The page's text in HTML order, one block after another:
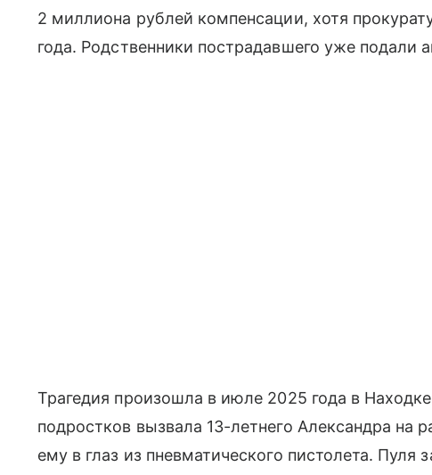
2 миллиона рублей компенсации, хотя
года. Родственники пострадавшего уже подали
Трагедия произошла в июле 2025 года в
подростков вызвала 13-летнего Александра на
ему в глаз из пневматического пистолета. Пуля